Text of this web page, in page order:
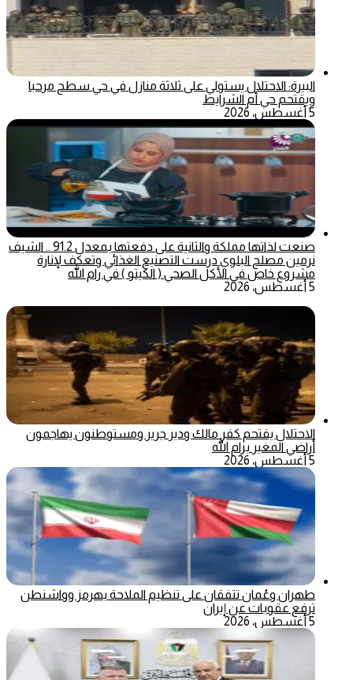
البيرة: الاحتلال يستولي على ثلاثة منازل في حي سطح مرحبا
ويقتحم حي أم الشرايط
5 أغسطس، 2026
صنعت لذاتها مملكة والثانية على دفعتها بمعدل 91.2 .. الشيف
نرمين مصلح البلوي درست التصنيع الغذائي وتعكف لإنارة
مشروع خاص في الأكل الصحي ( الكيتو ) في رام الله
5 أغسطس، 2026
الاحتلال يقتحم كفر مالك ودير جرير ومستوطنون يهاجمون
أراضي المغير برام الله
5 أغسطس، 2026
طهران وعُمان تتفقان على تنظيم الملاحة بهرمز وواشنطن
ترفع عقوبات عن إيران
5 أغسطس، 2026